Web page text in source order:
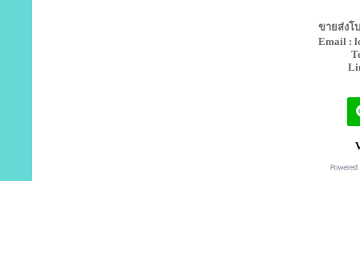
ขายส่งโ
Email :